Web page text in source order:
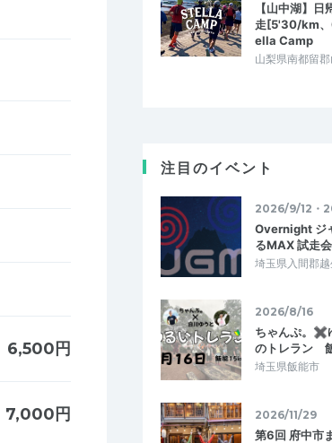
6,500円
7,000円
【山中湖】
走[5'30/km
ella Camp
山梨県南都留
注目のイベント
2026/9/12・
Overnight ジ
るMAX 試走会
埼玉県入間郡
2026/8/16
ちゃんぷ。✖
のトレラン
埼玉県飯能市
2026/11/29
第6回 府中市